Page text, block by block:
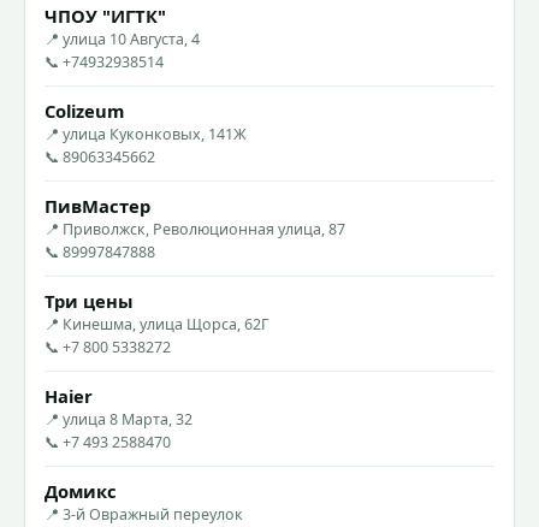
ЧПОУ "ИГТК"
📍 улица 10 Августа, 4
📞 +74932938514
Colizeum
📍 улица Куконковых, 141Ж
📞 89063345662
ПивМастер
📍 Приволжск, Революционная улица, 87
📞 89997847888
Три цены
📍 Кинешма, улица Щорса, 62Г
📞 +7 800 5338272
Haier
📍 улица 8 Марта, 32
📞 +7 493 2588470
Домикс
📍 3-й Овражный переулок